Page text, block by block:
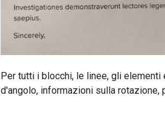
Per tutti i blocchi, le linee, gli
d'angolo, informazioni sulla